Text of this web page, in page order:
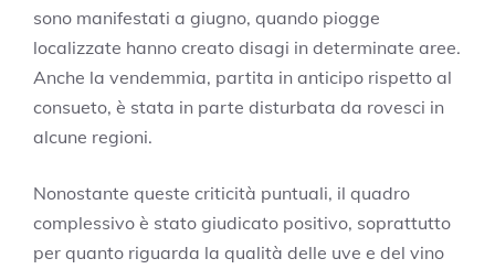
sono manifestati a giugno, quando piogge
localizzate hanno creato disagi in determinate aree.
Anche la vendemmia, partita in anticipo rispetto al
consueto, è stata in parte disturbata da rovesci in
alcune regioni.
Nonostante queste criticità puntuali, il quadro
complessivo è stato giudicato positivo, soprattutto
per quanto riguarda la qualità delle uve e del vino